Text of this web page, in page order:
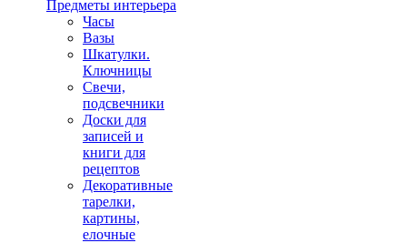
Предметы интерьера
Часы
Вазы
Шкатулки.
Ключницы
Свечи,
подсвечники
Доски для
записей и
книги для
рецептов
Декоративные
тарелки,
картины,
елочные